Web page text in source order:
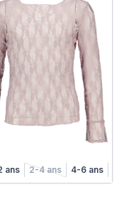
8-10 ans 10-12 ans 12-14
ans 2-4 ans 4-6 ans